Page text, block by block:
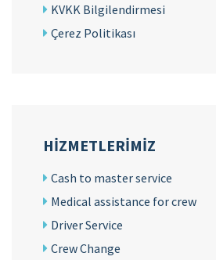
KVKK Bilgilendirmesi
Çerez Politikası
HIZMETLERIMIZ
Cash to master service
Medical assistance for crew
Driver Service
Crew Change